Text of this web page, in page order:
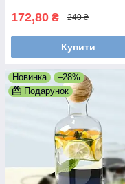
172,80 ₴ 240 ₴
Купити
Новинка
–28%
Подарунок